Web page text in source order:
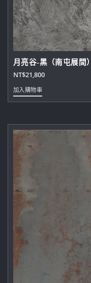
項
月亮谷-黑（南屯展間）
NT$21,800
加入購物車